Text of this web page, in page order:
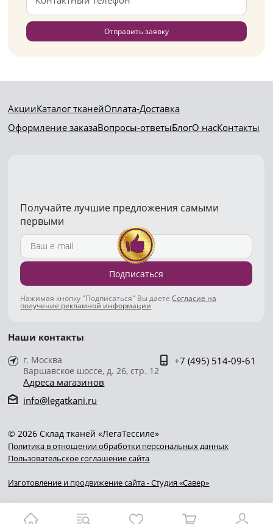
Отправить заявку
АкцииКаталог тканейОплата-Доставка
Оформление заказаВопросы-ответыБлогО насКонтакты
Получайте лучшие предложения самыми
первыми
Подписаться
Нажимая кнопку "Подписаться" Вы даетеСогласие на
получение рекламной информации
Наши контакты
г. Москва
Варшавское шоссе, д. 26, стр. 12
Адреса магазинов
+7 (495) 514-09-61
info@legatkani.ru
© 2026 Склад тканей «ЛегаТессиле»
Политика в отношении обработки персональных данных
Пользовательское соглашение сайта
Изготовление и продвижение сайта - Студия «Савер»